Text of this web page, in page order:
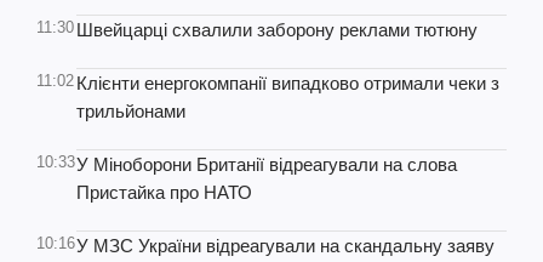
11:30 Швейцарці схвалили заборону реклами тютюну
11:02 Клієнти енергокомпанії випадково отримали чеки з
трильйонами
10:33У Міноборони Британії відреагували на слова
Пристайка про НАТО
10:16У МЗС України відреагували на скандальну заяву